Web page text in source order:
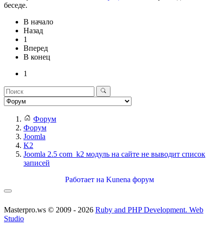
беседе.
В начало
Назад
1
Вперед
В конец
1
Форум
Форум
Joomla
K2
Joomla 2.5 com_k2 модуль на сайте не выводит список
записей
Работает на Kunena форум
Masterpro.ws © 2009 - 2026 Ruby and PHP Development. Web
Studio